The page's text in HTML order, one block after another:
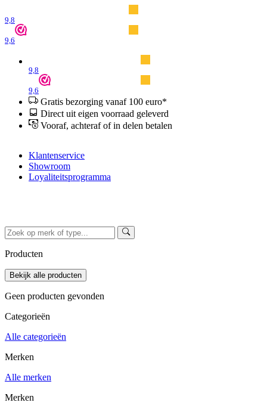
9,8
9,6
9,8
9,6
Gratis bezorging vanaf 100 euro*
Direct uit eigen voorraad geleverd
Vooraf, achteraf of in delen betalen
Klantenservice
Showroom
Loyaliteitsprogramma
Producten
Geen producten gevonden
Categorieën
Alle categorieën
Merken
Alle merken
Merken